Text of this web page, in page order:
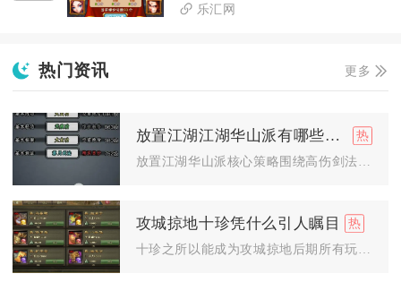
乐汇网
热门资讯 更多
放置江湖江湖华山派有哪些值得尝试的策略
攻城掠地十珍凭什么引人瞩目